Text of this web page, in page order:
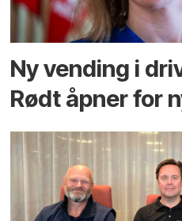
Ny vending i
Rødt åpner for